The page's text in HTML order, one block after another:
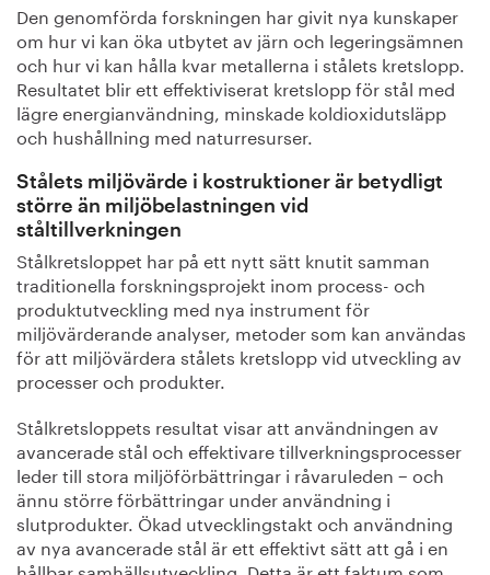
Den genomförda forskningen har givit nya kunskaper
om hur vi kan öka utbytet av järn och legeringsämnen
och hur vi kan hålla kvar metallerna i stålets kretslopp.
Resultatet blir ett effektiviserat kretslopp för stål med
lägre energianvändning, minskade koldioxidutsläpp
och hushållning med naturresurser.
Stålets miljövärde i kostruktioner är betydligt
större än miljöbelastningen vid
ståltillverkningen
Stålkretsloppet har på ett nytt sätt knutit samman
traditionella forskningsprojekt inom process- och
produktutveckling med nya instrument för
miljövärderande analyser, metoder som kan användas
för att miljövärdera stålets kretslopp vid utveckling av
processer och produkter.
Stålkretsloppets resultat visar att användningen av
avancerade stål och effektivare tillverkningsprocesser
leder till stora miljöförbättringar i råvaruleden − och
ännu större förbättringar under användning i
slutprodukter. Ökad utvecklingstakt och användning
av nya avancerade stål är ett effektivt sätt att gå i en